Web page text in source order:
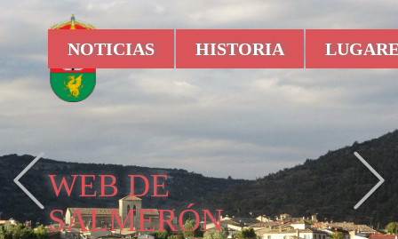
NOTICIAS HISTORIA
WEB DE
SALMERÓN
Previous